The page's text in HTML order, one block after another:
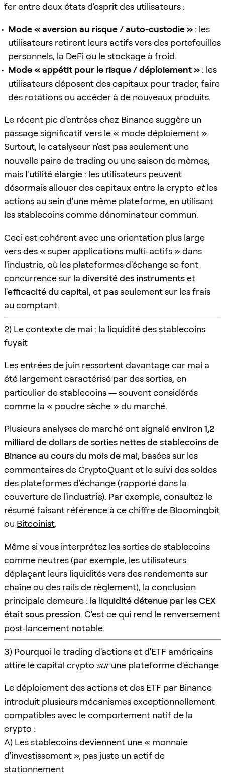
fer entre deux états d'esprit des utilisateurs :
Mode « aversion au risque / auto-custodie » : les
utilisateurs retirent leurs actifs vers des portefeuilles
personnels, la DeFi ou le stockage à froid.
Mode « appétit pour le risque / déploiement » : les
utilisateurs déposent des capitaux pour trader, faire
des rotations ou accéder à de nouveaux produits.
Le récent pic d'entrées chez Binance suggère un
passage significatif vers le « mode déploiement ».
Surtout, le catalyseur n'est pas seulement une
nouvelle paire de trading ou une saison de mèmes,
mais l'utilité élargie : les utilisateurs peuvent
désormais allouer des capitaux entre la crypto etles
actions au sein d'une même plateforme, en utilisant
les stablecoins comme dénominateur commun.
Ceci est cohérent avec une orientation plus large
vers des « super applications multi-actifs » dans
l'industrie, où les plateformes d'échange se font
concurrence sur la diversité des instrumentset
l'efficacité du capital, et pas seulement sur les frais
au comptant.
2) Le contexte de mai : la liquidité des stablecoins
fuyait
Les entrées de juin ressortent davantage car mai a
été largement caractérisé par des sorties, en
particulier de stablecoins — souvent considérés
comme la « poudre sèche » du marché.
Plusieurs analyses de marché ont signaléenviron 1,2
milliard de dollars de sorties nettes de stablecoins de
Binance au cours du mois de mai, basées sur les
commentaires de CryptoQuant et le suivi des soldes
des plateformes d'échange (rapporté dans la
couverture de l'industrie). Par exemple, consultez le
résumé faisant référence à ce chiffre de Bloomingbit
ou Bitcoinist.
Même si vous interprétez les sorties de stablecoins
comme neutres (par exemple, les utilisateurs
déplaçant leurs liquidités vers des rendements sur
chaîne ou des rails de règlement), la conclusion
principale demeure : la liquidité détenue par les CEX
était sous pression. C'est ce qui rend le renversement
post-lancement notable.
3) Pourquoi le trading d'actions et d'ETF américains
attire le capital crypto surune plateforme d'échange
Le déploiement des actions et des ETF par Binance
introduit plusieurs mécanismes exceptionnellement
compatibles avec le comportement natif de la
crypto :
A) Les stablecoins deviennent une « monnaie
d'investissement », pas juste un actif de
stationnement